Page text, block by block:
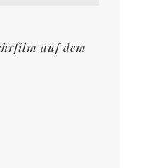
gewählt
auf dem